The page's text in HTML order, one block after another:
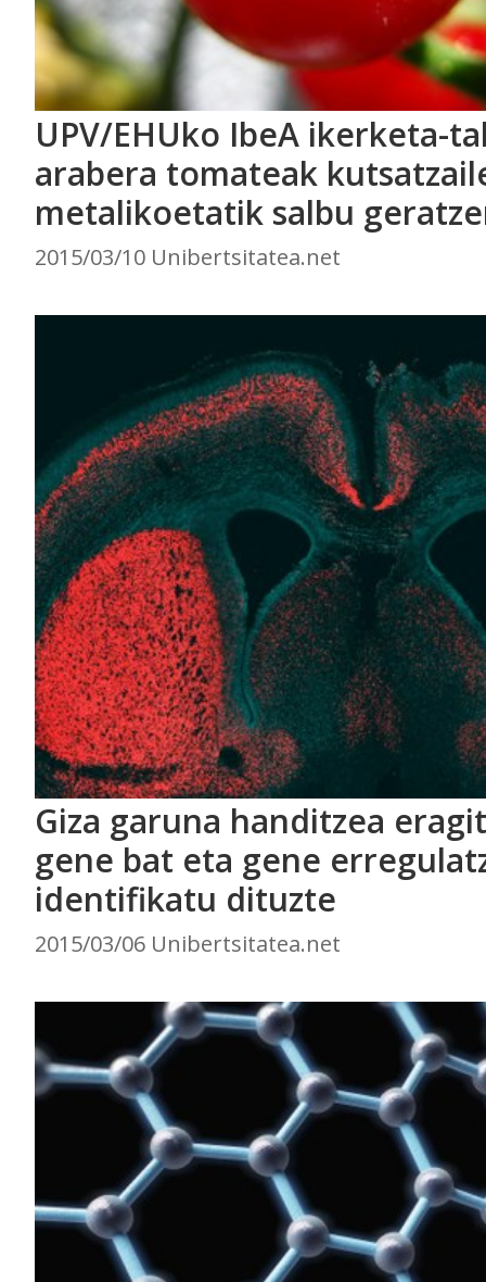
UPV/EHUko IbeA ikerketa-
arabera tomateak
metalikoetatik salbu
2015/03/10 Unibertsitatea.net
Giza garuna handitzea
gene bat eta gene
identifikatu dituzte
2015/03/06 Unibertsitatea.net